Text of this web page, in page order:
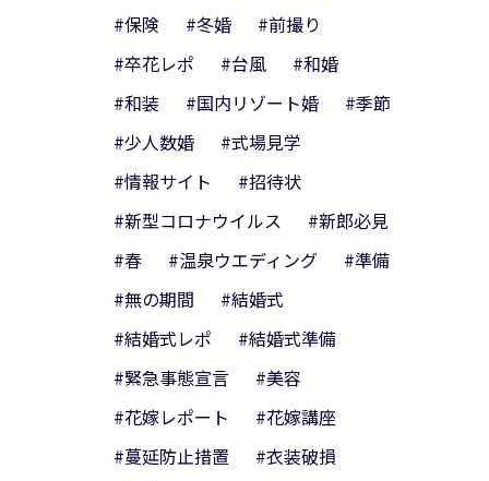
#保険
#冬婚
#前撮り
#卒花レポ
#台風
#和婚
#和装
#国内リゾート婚
#季節
#少人数婚
#式場見学
#情報サイト
#招待状
#新型コロナウイルス
#新郎必見
#春
#温泉ウエディング
#準備
#無の期間
#結婚式
#結婚式レポ
#結婚式準備
#緊急事態宣言
#美容
#花嫁レポート
#花嫁講座
#蔓延防止措置
#衣装破損